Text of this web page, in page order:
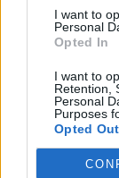
I want to
Personal
Opted In
I want to
Retention,
Personal
Purposes
Opted Out